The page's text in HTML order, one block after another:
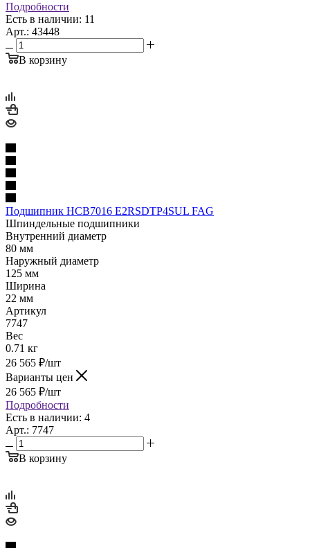
Подробности
Есть в наличии: 11
Арт.: 43448
В корзину
Подшипник HCB7016 E2RSDTP4SUL FAG
Шпиндельные подшипники
Внутренний диаметр
80 мм
Наружный диаметр
125 мм
Ширина
22 мм
Артикул
7747
Вес
0.71 кг
26 565 ₽/шт
Варианты цен
26 565 ₽/шт
Подробности
Есть в наличии: 4
Арт.: 7747
В корзину